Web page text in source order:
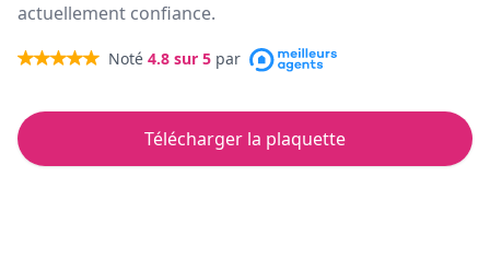
actuellement confiance.
Noté 4.8 sur 5 par
Télécharger la plaquette